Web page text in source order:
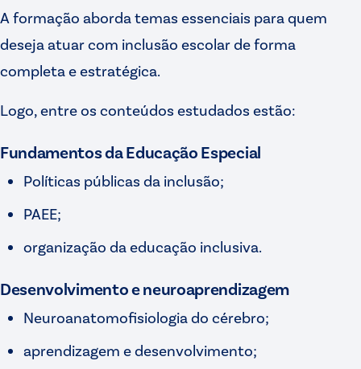
A formação aborda temas essenciais para quem
deseja atuar com inclusão escolar de forma
completa e estratégica.
Logo, entre os conteúdos estudados estão:
Fundamentos da Educação Especial
Políticas públicas da inclusão;
PAEE;
organização da educação inclusiva.
Desenvolvimento e neuroaprendizagem
Neuroanatomofisiologia do cérebro;
aprendizagem e desenvolvimento;